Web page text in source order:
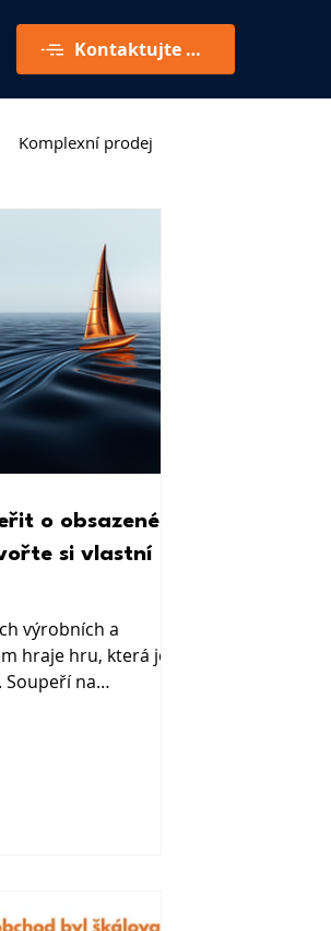
Kontaktujte mě
Komplexní prodej
o obsazené
si vlastní
výrobních a
hraje hru, která je
na
W. Chan Kim a